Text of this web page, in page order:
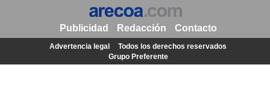
Publicidad Redacción Contacto
Advertencia legal
Todos los derechos reservados
Grupo Preferente